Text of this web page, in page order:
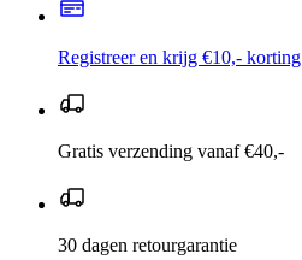
Registreer en krijg €10,- korting
Gratis verzending vanaf €40,-
30 dagen retourgarantie